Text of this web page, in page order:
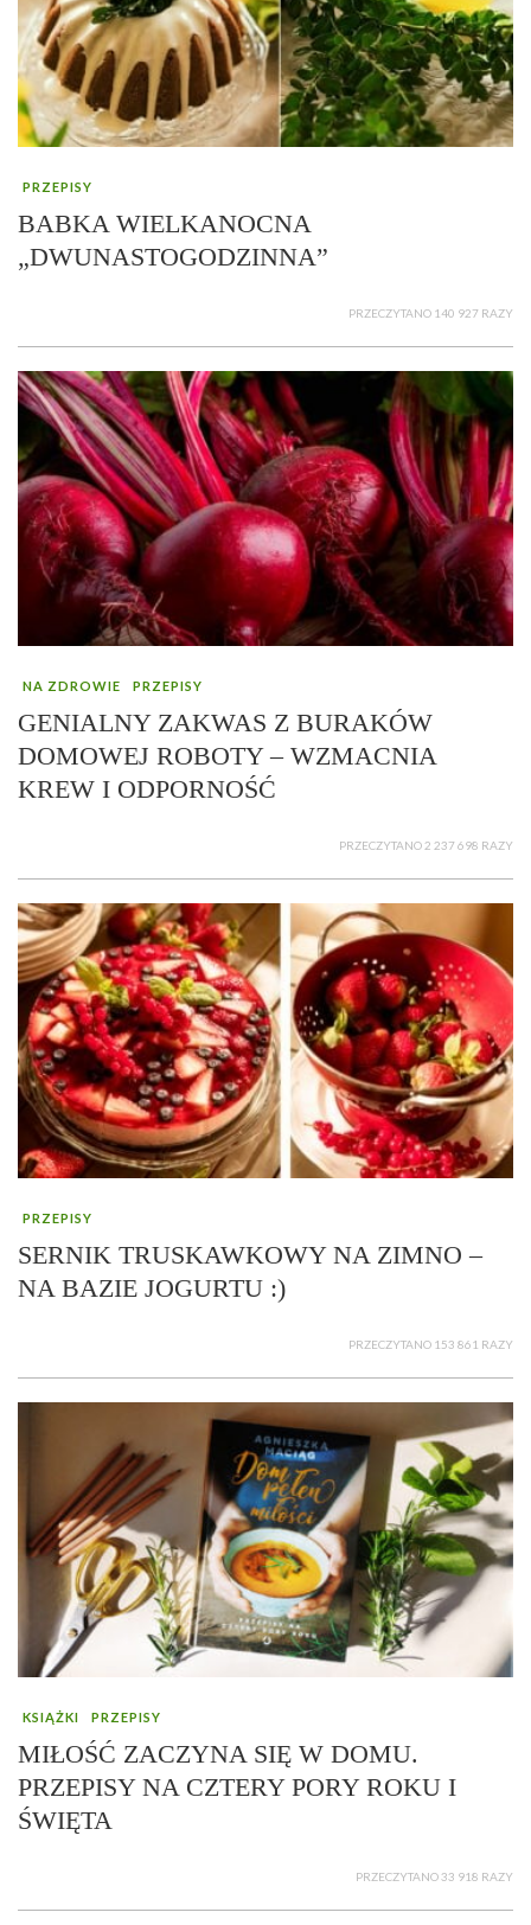
PRZEPISY
BABKA WIELKANOCNA
„DWUNASTOGODZINNA”
PRZECZYTANO 140 927 RAZY
NA ZDROWIE PRZEPISY
GENIALNY ZAKWAS Z BURAKÓW
DOMOWEJ ROBOTY – WZMACNIA
KREW I ODPORNOŚĆ
PRZECZYTANO 2 237 698 RAZY
PRZEPISY
SERNIK TRUSKAWKOWY NA ZIMNO –
NA BAZIE JOGURTU :)
PRZECZYTANO 153 861 RAZY
KSIĄŻKI PRZEPISY
MIŁOŚĆ ZACZYNA SIĘ W DOMU.
PRZEPISY NA CZTERY PORY ROKU I
ŚWIĘTA
PRZECZYTANO 33 918 RAZY